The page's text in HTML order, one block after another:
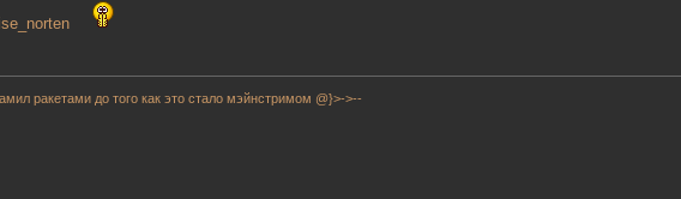
ракетами до того как это стало мэйнстримом @}>->--